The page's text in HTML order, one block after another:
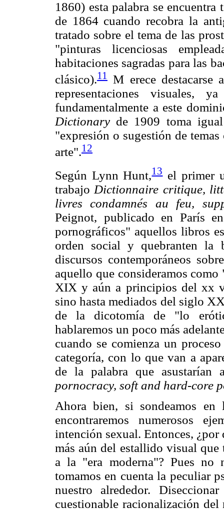
1860) esta palabra se
de 1864 cuando recobra la
tratado sobre el tema de las
"pinturas licenciosas
habitaciones sagradas para las
clásico).11
M erece destacarse
representaciones visuales,
fundamentalmente a este
Dictionary de 1909 toma
"expresión o sugestión de
arte".12
Según Lynn Hunt,13el primer
trabajo Dictionnaire critique,
livres condamnés au feu,
Peignot, publicado en París
pornográficos" aquellos libros
orden social y quebranten la
discursos contemporáneos
aquello que consideramos
XIX y aún a principios del xx
sino hasta mediados del siglo
de la dicotomía de "lo
hablaremos un poco más
cuando se comienza un
categoría, con lo que van a
de la palabra que
pornocracy, soft and hard-core
Ahora bien, si sondeamos en
encontraremos numerosos
intención sexual. Entonces,
más aún del estallido visual que
a la "era moderna"? Pues no
tomamos en cuenta la peculiar
nuestro alrededor.
cuestionable racionalización